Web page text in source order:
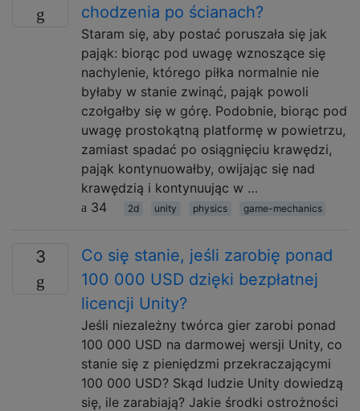
chodzenia po ścianach?
Staram się, aby postać poruszała się jak
pająk: biorąc pod uwagę wznoszące się
nachylenie, którego piłka normalnie nie
byłaby w stanie zwinąć, pająk powoli
czołgałby się w górę. Podobnie, biorąc pod
uwagę prostokątną platformę w powietrzu,
zamiast spadać po osiągnięciu krawędzi,
pająk kontynuowałby, owijając się nad
krawędzią i kontynuując w …
34
2d unity physics game-mechanics
3
Co się stanie, jeśli zarobię ponad
100 000 USD dzięki bezpłatnej
licencji Unity?
Jeśli niezależny twórca gier zarobi ponad
100 000 USD na darmowej wersji Unity, co
stanie się z pieniędzmi przekraczającymi
100 000 USD? Skąd ludzie Unity dowiedzą
się, ile zarabiają? Jakie środki ostrożności